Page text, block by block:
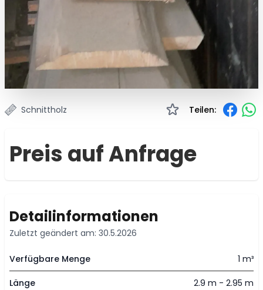
Schnittholz Teilen:
Preis auf Anfrage
Detailinformationen
Zuletzt geändert am: 30.5.2026
Verfügbare Menge 1 m³
Länge 2.9 m - 2.95 m